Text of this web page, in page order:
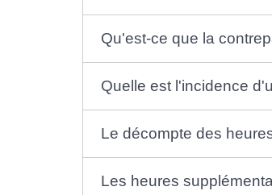
Qu'est-ce que la
Quelle est l'incidence
Le décompte des
Les heures